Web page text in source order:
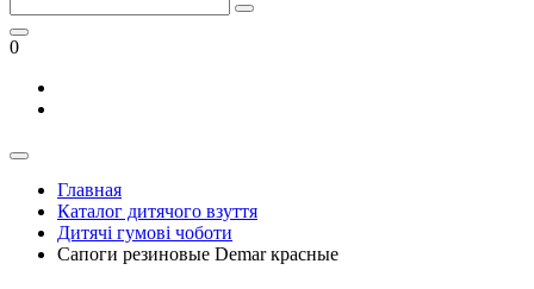
0
Главная
Каталог дитячого взуття
Дитячі гумові чоботи
Сапоги резиновые Demar красные